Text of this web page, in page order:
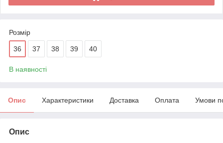
Розмір
36 37 38 39 40
В наявності
Опис Характеристики Доставка Оплата Умови
Опис